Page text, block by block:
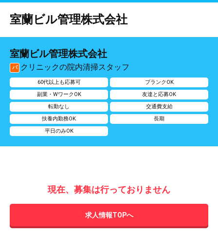
室蘭ビル管理株式会社
室蘭ビル管理株式会社
パ クリニックの院内清掃スタッフ
60代以上も応募可
ブランクOK
副業・WワークOK
友達と応募OK
転勤なし
交通費支給
扶養内勤務OK
長期
平日のみOK
現在、募集は行っておりません
求人情報TOPへ